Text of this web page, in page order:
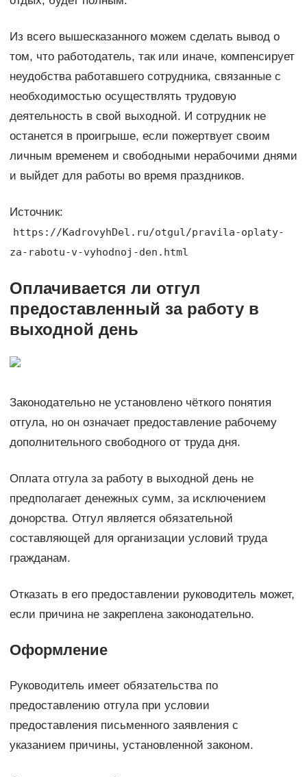
Из всего вышесказанного можем сделать вывод о
том, что работодатель, так или иначе, компенсирует
неудобства работавшего сотрудника, связанные с
необходимостью осуществлять трудовую
деятельность в свой выходной. И сотрудник не
останется в проигрыше, если пожертвует своим
личным временем и свободными нерабочими днями
и выйдет для работы во время праздников.
Источник:
https://KadrovyhDel.ru/otgul/pravila-oplaty-
za-rabotu-v-vyhodnoj-den.html
Оплачивается ли отгул
предоставленный за работу в
выходной день
Законодательно не установлено чёткого понятия
отгула, но он означает предоставление рабочему
дополнительного свободного от труда дня.
Оплата отгула за работу в выходной день не
предполагает денежных сумм, за исключением
донорства. Отгул является обязательной
составляющей для организации условий труда
гражданам.
Отказать в его предоставлении руководитель может,
если причина не закреплена законодательно.
Оформление
Руководитель имеет обязательства по
предоставлению отгула при условии
предоставления письменного заявления с
указанием причины, установленной законом.